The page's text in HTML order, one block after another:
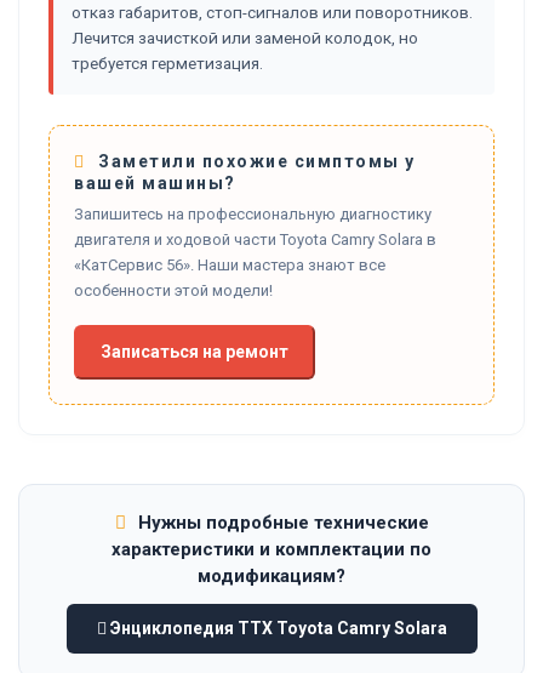
отказ габаритов, стоп-сигналов или поворотников.
Лечится зачисткой или заменой колодок, но
требуется герметизация.
Заметили похожие симптомы у
вашей машины?
Запишитесь на профессиональную диагностику
двигателя и ходовой части Toyota Camry Solara в
«КатСервис 56». Наши мастера знают все
особенности этой модели!
Записаться на ремонт
Нужны подробные технические
характеристики и комплектации по
модификациям?
Энциклопедия ТТХ Toyota Camry Solara